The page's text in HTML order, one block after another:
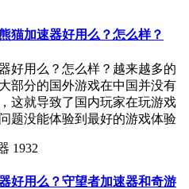
猫加速器好用么？怎么样？
好用么？怎么样？​越来越多的
部分的国外游戏在中国并没有
这就导致了国内玩家在玩游戏
题没能体验到最好的游戏体验
1932
好用么？守望者加速器和奇游